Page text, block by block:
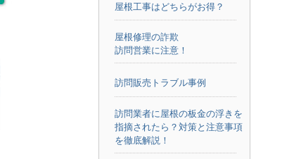
屋根工事はどちらがお得？
屋根修理の詐欺
訪問営業に注意！
訪問販売トラブル事例
訪問業者に屋根の板金の浮きを
指摘されたら？対策と注意事項
を徹底解説！